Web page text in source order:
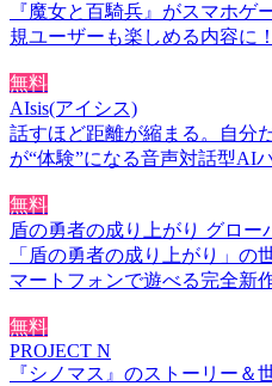
『魔女と百騎兵』がスマホゲ
規ユーザーも楽しめる内容に！
無料
AIsis(アイシス)
話すほど距離が縮まる。自分
が“体験”になる音声対話型AI
無料
盾の勇者の成り上がり グロー
「盾の勇者の成り上がり」の
マートフォンで遊べる完全新
無料
PROJECT N
『シノマス』のストーリー＆